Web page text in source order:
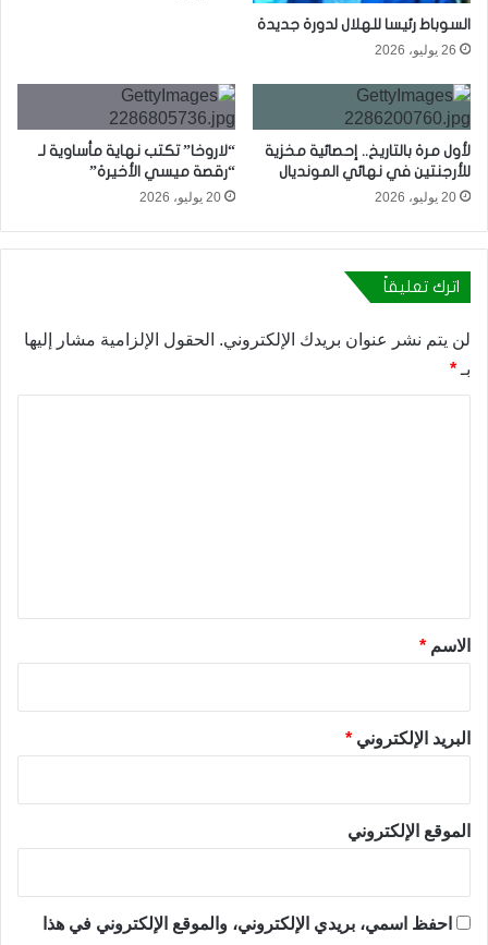
السوباط رئيسا للهلال لدورة جديدة
26 يوليو، 2026
لأول مرة بالتاريخ.. إحصائية مخزية
للأرجنتين في نهائي المونديال
20 يوليو، 2026
“لاروخا” تكتب نهاية مأساوية لـ
“رقصة ميسي الأخيرة”
20 يوليو، 2026
اترك تعليقاً
لن يتم نشر عنوان بريدك الإلكتروني. الحقول الإلزامية مشار إليها
بـ *
*الاسم *
البريد الإلكتروني *
الموقع الإلكتروني
احفظ اسمي، بريدي الإلكتروني، والموقع الإلكتروني في هذا